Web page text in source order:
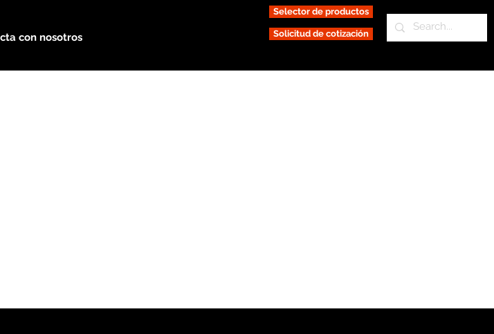
con nosotros
Selector de productos
Solicitud de cotización